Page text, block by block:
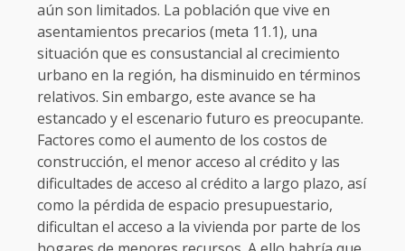
aún son limitados. La población que vive en
asentamientos precarios (meta 11.1), una
situación que es consustancial al crecimiento
urbano en la región, ha disminuido en términos
relativos. Sin embargo, este avance se ha
estancado y el escenario futuro es preocupante.
Factores como el aumento de los costos de
construcción, el menor acceso al crédito y las
dificultades de acceso al crédito a largo plazo, así
como la pérdida de espacio presupuestario,
dificultan el acceso a la vivienda por parte de los